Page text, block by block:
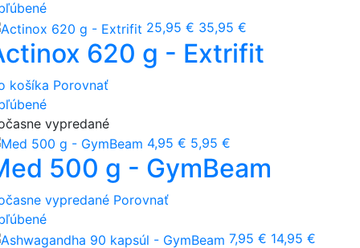
25,95 € 35,95 €
620 g - Extrifit
košíka Porovnať
vypredané
4,95 € 5,95 €
500 g - GymBeam
vypredané Porovnať
7,95 € 14,95 €